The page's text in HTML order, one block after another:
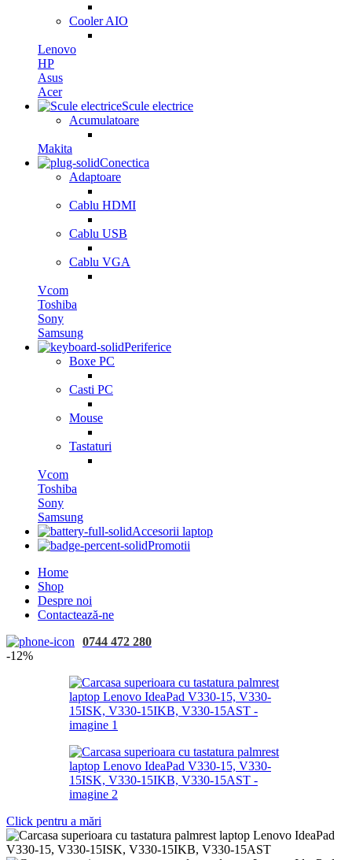
Cooler AIO
Lenovo
HP
Asus
Acer
Scule electrice
Acumulatoare
Makita
Conectica
Adaptoare
Cablu HDMI
Cablu USB
Cablu VGA
Vcom
Toshiba
Sony
Samsung
Periferice
Boxe PC
Casti PC
Mouse
Tastaturi
Vcom
Toshiba
Sony
Samsung
Accesorii laptop
Promotii
Home
Shop
Despre noi
Contactează-ne
0744 472 280
-12%
Click pentru a mări